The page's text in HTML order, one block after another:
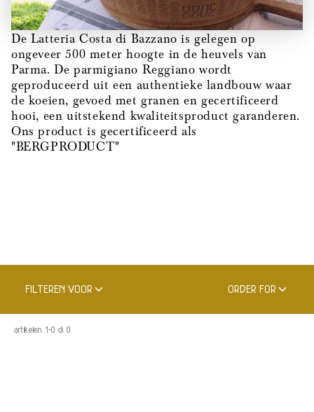
De Latteria Costa di Bazzano is gelegen op
ongeveer 500 meter hoogte in de heuvels van
Parma. De parmigiano Reggiano wordt
geproduceerd uit een authentieke landbouw waar
de koeien, gevoed met granen en gecertificeerd
hooi, een uitstekend kwaliteitsproduct garanderen.
Ons product is gecertificeerd als
"BERGPRODUCT"
FILTEREN VOOR ORDER FOR
artikelen 1-0 di 0